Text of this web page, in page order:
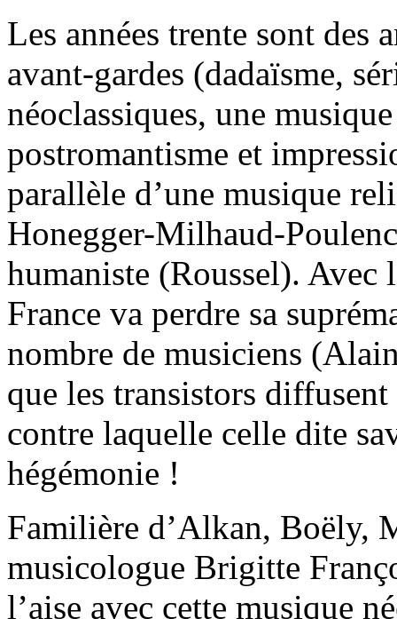
Les années trente sont des
avant-gardes (dadaïsme,
néoclassiques, une
postromantisme et
parallèle d’une musique
Honegger-Milhaud-
humaniste (Roussel). Avec
France va perdre sa
nombre de musiciens
que les transistors
contre laquelle celle dite
hégémonie !
Familière d’Alkan, Boëly,
musicologue Brigitte
l’aise avec cette musique